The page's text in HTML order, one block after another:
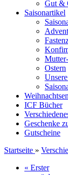
Gut &
Saisonartikel
Ostern
ICF Bücher
Geschenke
Gutscheine
Startseite »
« Erster